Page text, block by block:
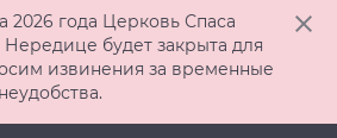
2026 года Церковь Спаса
будет закрыта для
извинения за временные
неудобства.